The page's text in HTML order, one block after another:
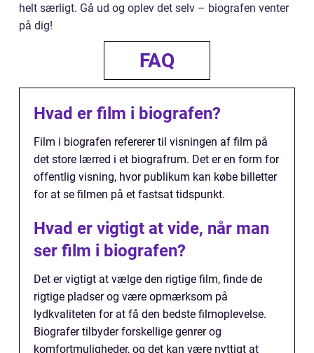
helt særligt. Gå ud og oplev det selv – biografen venter
på dig!
FAQ
Hvad er film i biografen?
Film i biografen refererer til visningen af film på
det store lærred i et biografrum. Det er en form for
offentlig visning, hvor publikum kan købe billetter
for at se filmen på et fastsat tidspunkt.
Hvad er vigtigt at vide, når man
ser film i biografen?
Det er vigtigt at vælge den rigtige film, finde de
rigtige pladser og være opmærksom på
lydkvaliteten for at få den bedste filmoplevelse.
Biografer tilbyder forskellige genrer og
komfortmuligheder, og det kan være nyttigt at